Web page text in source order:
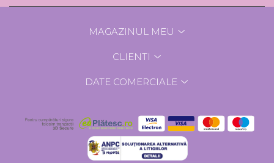
MAGAZINUL MEU
CLIENTI
DATE COMERCIALE